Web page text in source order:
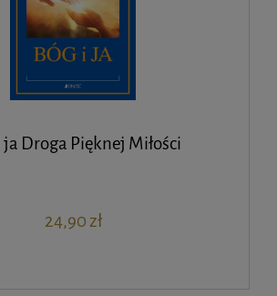
ja Droga Pięknej Miłości
24,90 zł